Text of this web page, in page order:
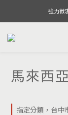
強力徵
馬來西
指定分類，台中